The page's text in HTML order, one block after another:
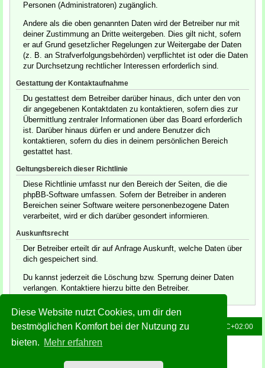
Diese Website nutzt Cookies, um dir den
bestmöglichen Komfort bei der Nutzung zu
bieten. Mehr erfahren
Personen (Administratoren) zugänglich.
Andere als die oben genannten Daten wird der Betreiber nur mit
deiner Zustimmung an Dritte weitergeben. Dies gilt nicht, sofern
er auf Grund gesetzlicher Regelungen zur Weitergabe der Daten
(z. B. an Strafverfolgungsbehörden) verpflichtet ist oder die Daten
zur Durchsetzung rechtlicher Interessen erforderlich sind.
Gestattung der Kontaktaufnahme
Du gestattest dem Betreiber darüber hinaus, dich unter den von
dir angegebenen Kontaktdaten zu kontaktieren, sofern dies zur
Übermittlung zentraler Informationen über das Board erforderlich
ist. Darüber hinaus dürfen er und andere Benutzer dich
kontaktieren, sofern du dies in deinem persönlichen Bereich
gestattet hast.
Geltungsbereich dieser Richtlinie
Diese Richtlinie umfasst nur den Bereich der Seiten, die die
phpBB-Software umfassen. Sofern der Betreiber in anderen
Bereichen seiner Software weitere personenbezogene Daten
verarbeitet, wird er dich darüber gesondert informieren.
Auskunftsrecht
Der Betreiber erteilt dir auf Anfrage Auskunft, welche Daten über
dich gespeichert sind.
Du kannst jederzeit die Löschung bzw. Sperrung deiner Daten
verlangen. Kontaktiere hierzu bitte den Betreiber.
Foren-Übersicht Alle Zeiten sind UTC+02:00
Powered byphpBB® Forum Software © phpBB Limited